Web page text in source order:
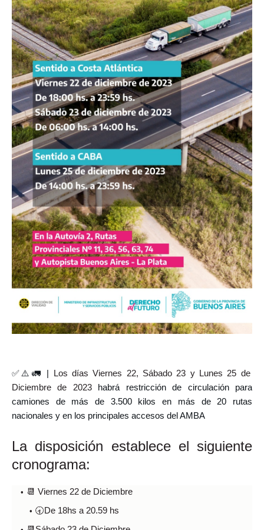
✅⚠️🚛 | Los días Viernes 22, Sábado 23 y Lunes 25 de
Diciembre de 2023habrá restricción de circulación para
camiones de más de 3.500 kilos en más de 20 rutas
nacionales y en los principales accesos del AMBA
La disposición establece el siguiente
cronograma:
📆 Viernes 22 de Diciembre
🕣De 18hs a 20.59 hs